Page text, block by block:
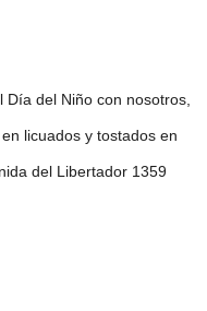
del Niño con nosotros,
en licuados y tostados en
del Libertador 1359